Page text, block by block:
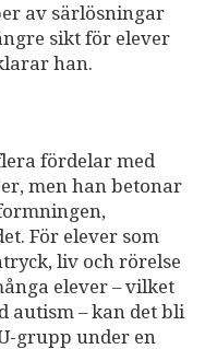
av särlösningar
sikt för elever
han.
fördelar med
men han betonar
För elever som
liv och rörelse
elever – vilket
autism – kan det bli
grupp under en